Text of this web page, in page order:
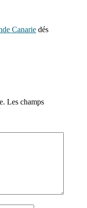
Canarie dés
Les champs